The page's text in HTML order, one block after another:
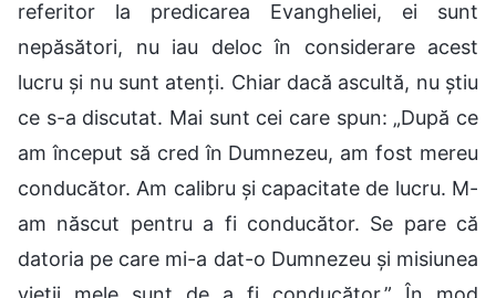
referitor la predicarea Evangheliei, ei sunt
nepăsători, nu iau deloc în considerare acest
lucru și nu sunt atenți. Chiar dacă ascultă, nu știu
ce s-a discutat. Mai sunt cei care spun: „După ce
am început să cred în Dumnezeu, am fost mereu
conducător. Am calibru și capacitate de lucru. M-
am născut pentru a fi conducător. Se pare că
datoria pe care mi-a dat-o Dumnezeu și misiunea